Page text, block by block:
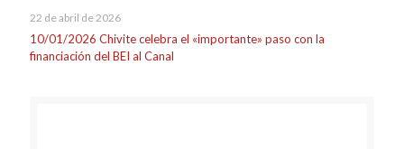
22 de abril de 2026
10/01/2026 Chivite celebra el «importante» paso con la
financiación del BEI al Canal